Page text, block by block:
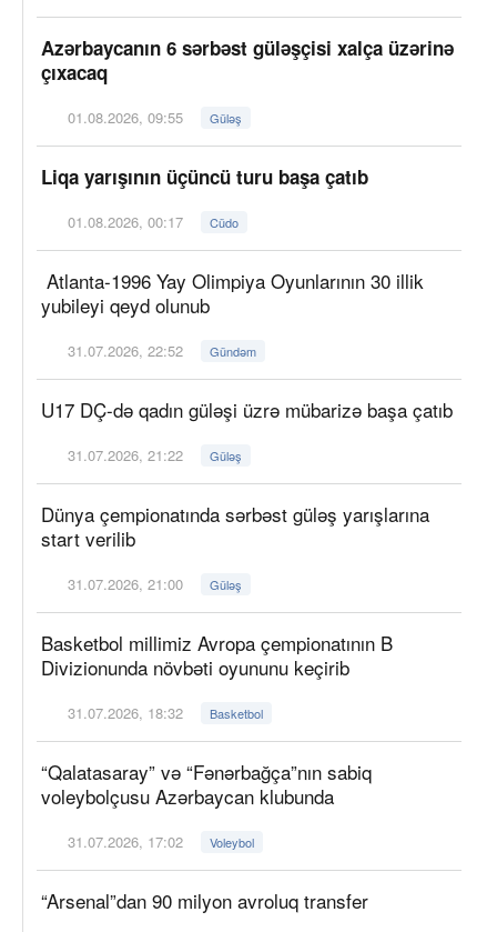
Azərbaycanın 6 sərbəst güləşçisi xalça üzərinə
çıxacaq
01.08.2026, 09:55 Güləş
Liqa yarışının üçüncü turu başa çatıb
01.08.2026, 00:17 Cüdo
Atlanta-1996 Yay Olimpiya Oyunlarının 30 illik
yubileyi qeyd olunub
31.07.2026, 22:52 Gündəm
U17 DÇ-də qadın güləşi üzrə mübarizə başa çatıb
31.07.2026, 21:22 Güləş
Dünya çempionatında sərbəst güləş yarışlarına
start verilib
31.07.2026, 21:00 Güləş
Basketbol millimiz Avropa çempionatının B
Divizionunda növbəti oyununu keçirib
31.07.2026, 18:32 Basketbol
“Qalatasaray” və “Fənərbağça”nın sabiq
voleybolçusu Azərbaycan klubunda
31.07.2026, 17:02 Voleybol
“Arsenal”dan 90 milyon avroluq transfer